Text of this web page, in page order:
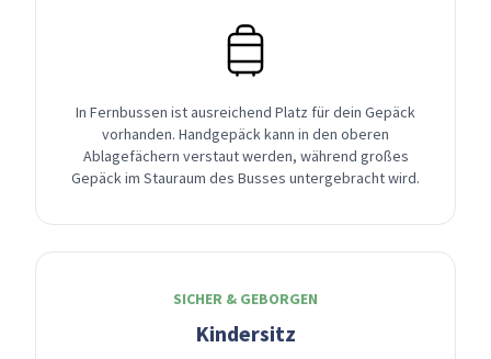
In Fernbussen ist ausreichend Platz für dein Gepäck
vorhanden. Handgepäck kann in den oberen
Ablagefächern verstaut werden, während großes
Gepäck im Stauraum des Busses untergebracht wird.
SICHER & GEBORGEN
Kindersitz